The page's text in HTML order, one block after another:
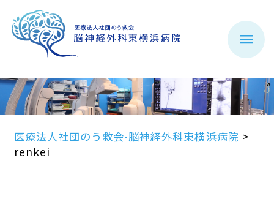
医療法人社団のう救会-脳神経外科東横浜病院 >
renkei